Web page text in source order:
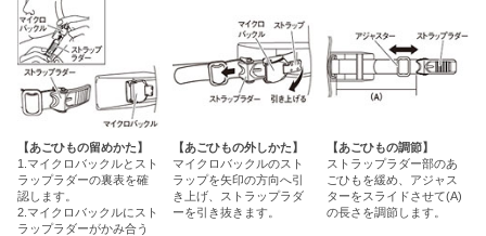
【あごひもの留めかた】
1.マイクロバックルとスト
ラップラダーの裏表を確
認します。
2.マイクロバックルにスト
ラップラダーがかみ合う
【あごひもの外しかた】
マイクロバックルのスト
ラップを矢印の方向へ引
き上げ、ストラップラダ
ーを引き抜きます。
【あごひもの調節】
ストラップラダー部のあ
ごひもを緩め、アジャス
ターをスライドさせて(A)
の長さを調節します。